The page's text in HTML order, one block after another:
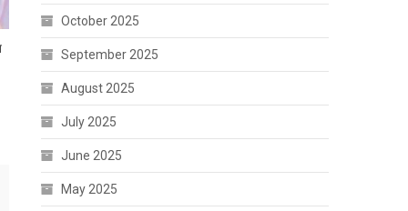
October 2025
September 2025
August 2025
July 2025
June 2025
May 2025